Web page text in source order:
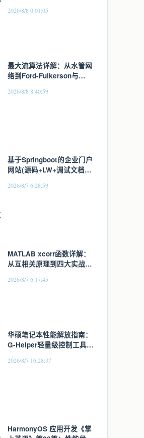
2026/8/8 0:01:05
最大流算法详解：从水管网
络到Ford-Fulkerson与
2026/8/8 8:40:59
基于Springboot的企业门户
网站(源码+LW+调试文档
2026/8/7 6:28:59
MATLAB xcorr函数详解：
从互相关原理到四大实战应
2026/8/7 6:17:45
华硕笔记本性能解放指南：
G-Helper轻量级控制工具全
2026/8/7 16:28:37
HarmonyOS 应用开发《掌